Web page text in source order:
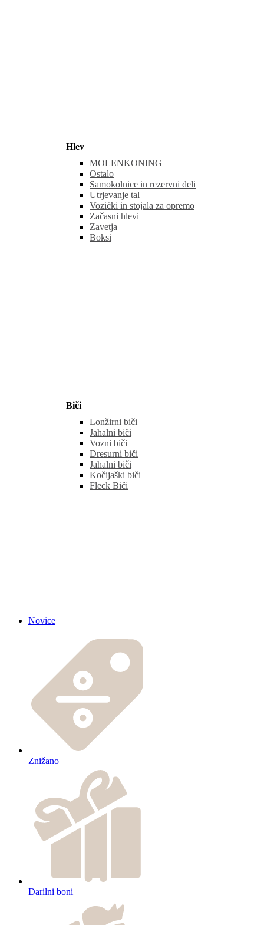
Hlev
MOLENKONING
Ostalo
Samokolnice in rezervni deli
Utrjevanje tal
Vozički in stojala za opremo
Začasni hlevi
Zavetja
Boksi
Biči
Lonžirni biči
Jahalni biči
Vozni biči
Dresurni biči
Jahalni biči
Kočijaški biči
Fleck Biči
Novice
Znižano
Darilni boni